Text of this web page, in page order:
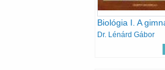
Dr. Lénárd Gábor